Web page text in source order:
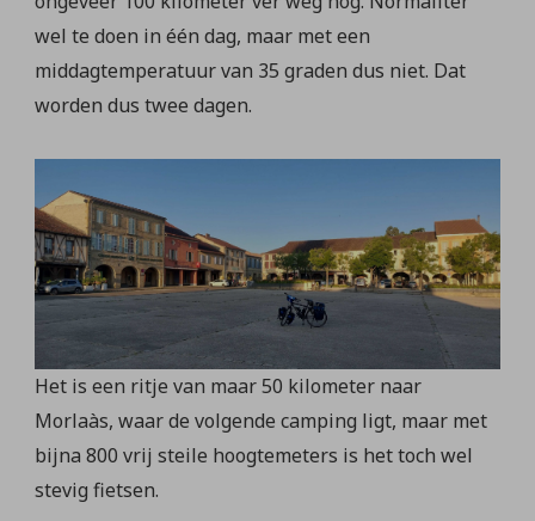
wel te doen in één dag, maar met een
middagtemperatuur van 35 graden dus niet. Dat
worden dus twee dagen.
Het is een ritje van maar 50 kilometer naar
Morlaàs, waar de volgende camping ligt, maar met
bijna 800 vrij steile hoogtemeters is het toch wel
stevig fietsen.